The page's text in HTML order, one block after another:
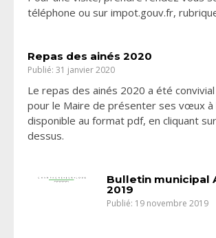
téléphone ou sur impot.gouv.fr,
Repas des ainés 2020
Publié: 31 janvier 2020
Le repas des ainés 2020 a été convivial
pour le Maire de présenter ses vœux à
disponible au format pdf, en cliquant
dessus.
Bulletin municipal
2019
Publié: 19 novembre 2019